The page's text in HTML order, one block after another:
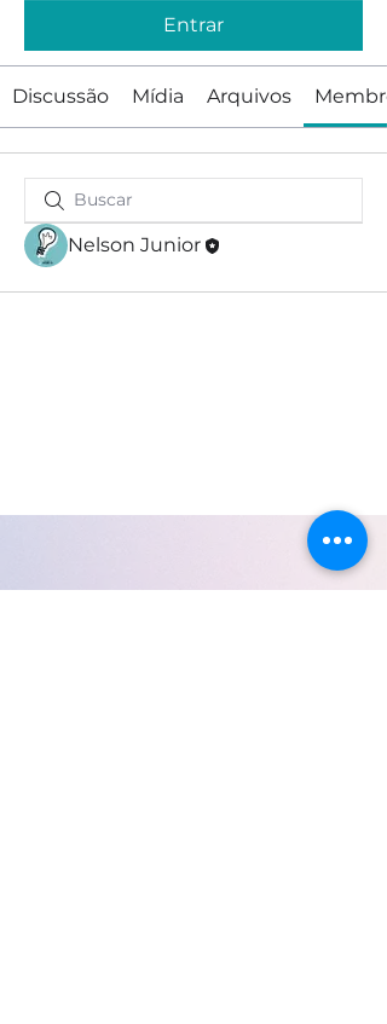
Entrar
Discussão Mídia Arquivos
Nelson Junior